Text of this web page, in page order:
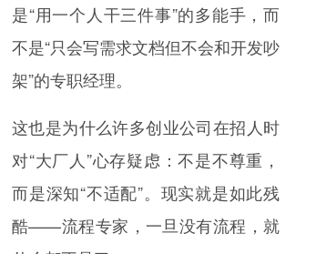
是“用一个人干三件事”的多能手，而
不是“只会写需求文档但不会和开发吵
架”的专职经理。
这也是为什么许多创业公司在招人时
对“大厂人”心存疑虑：不是不尊重，
而是深知“不适配”。现实就是如此残
酷——流程专家，一旦没有流程，就